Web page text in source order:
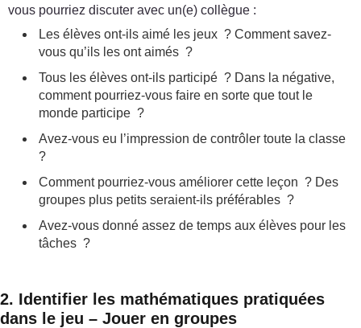
vous pourriez discuter avec un(e) collègue :
Les élèves ont-ils aimé les jeux ? Comment savez-
vous qu’ils les ont aimés ?
Tous les élèves ont-ils participé ? Dans la négative,
comment pourriez-vous faire en sorte que tout le
monde participe ?
Avez-vous eu l’impression de contrôler toute la classe
?
Comment pourriez-vous améliorer cette leçon ? Des
groupes plus petits seraient-ils préférables ?
Avez-vous donné assez de temps aux élèves pour les
tâches ?
2. Identifier les mathématiques pratiquées
dans le jeu – Jouer en groupes